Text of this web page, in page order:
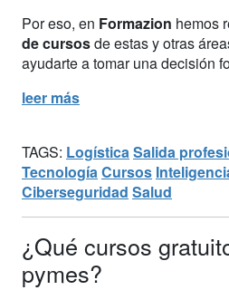
Por eso, en Formazion hemos
de cursosde estas y otras
ayudarte a tomar una decisión
leer más
TAGS: Logística Salida
Tecnología Cursos
Ciberseguridad Salud
¿Qué cursos
pymes?